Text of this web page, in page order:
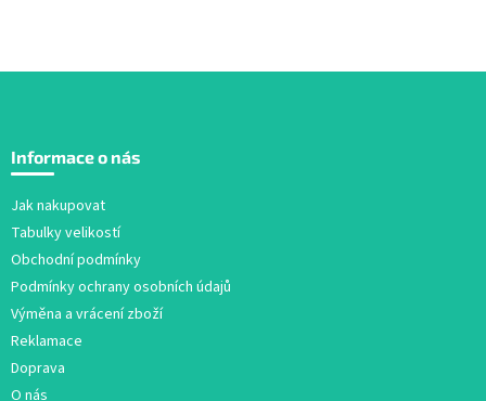
p
Informace o nás
Jak nakupovat
Tabulky velikostí
Obchodní podmínky
Podmínky ochrany osobních údajů
Výměna a vrácení zboží
Reklamace
Doprava
O nás